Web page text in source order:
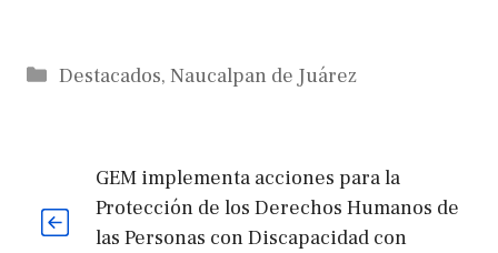
Categorías
Destacados, Naucalpan de Juárez
GEM implementa acciones para la
Protección de los Derechos Humanos de
las Personas con Discapacidad con